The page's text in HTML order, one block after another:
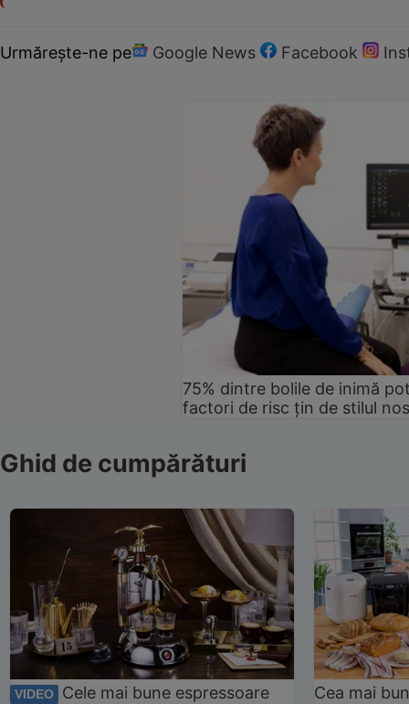
Urmărește-ne pe Google News Facebook
75% dintre bolile de inimă
factori de risc țin de stilul
Ghid de cumpărături
VIDEO
Cele mai bune espressoare
Cea mai